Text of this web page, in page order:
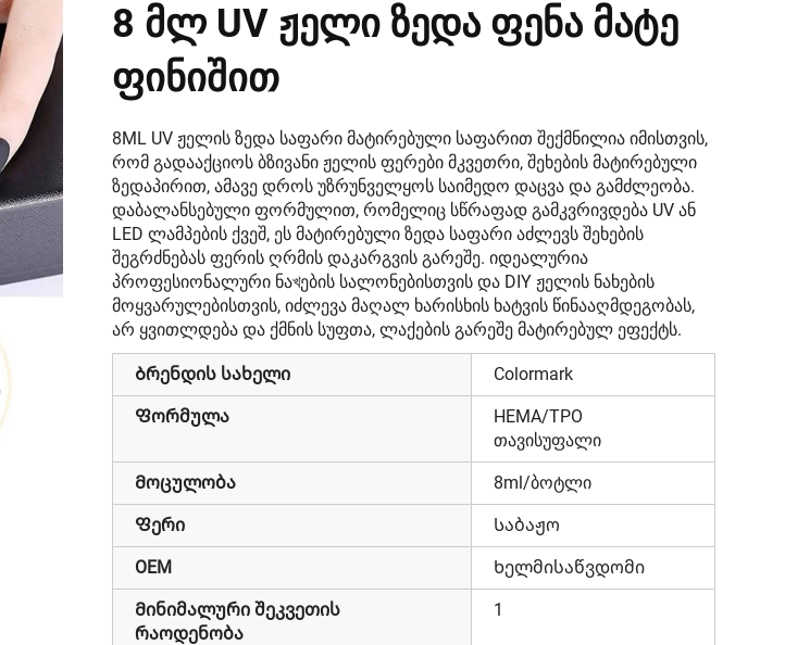
8 Მლ UV Ჟელი Ზედა Ფენა Მატე
Ფინიშით
8ML UV ჟელის ზედა საფარი მატირებული საფარით შექმნილია იმისთვის,
რომ გადააქციოს ბზივანი ჟელის ფერები მკვეთრი, შეხების მატირებული
ზედაპირით, ამავე დროს უზრუნველყოს საიმედო დაცვა და გამძლეობა.
დაბალანსებული ფორმულით, რომელიც სწრაფად გამკვრივდება UV ან
LED ლამპების ქვეშ, ეს მატირებული ზედა საფარი აძლევს შეხების
შეგრძნებას ფერის ღრმის დაკარგვის გარეშე. იდეალურია
პროფესიონალური ნაখების სალონებისთვის და DIY ჟელის ნახების
მოყვარულებისთვის, იძლევა მაღალ ხარისხის ხატვის წინააღმდეგობას,
არ ყვითლდება და ქმნის სუფთა, ლაქების გარეშე მატირებულ ეფექტს.
Ბრენდის სახელი Colormark
Ფორმულა
HEMA/TPO
თავისუფალი
Მოცულობა 8ml/ბოტლი
Ფერი Საბაჟო
OEM Ხელმისაწვდომი
Მინიმალური შეკვეთის
რაოდენობა
1